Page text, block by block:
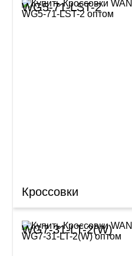
WG5-71-LST-2
Кроссовки
WG7-31-LT-2(W)